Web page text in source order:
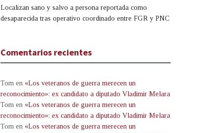
Localizan sano y salvo a persona reportada como
desaparecida tras operativo coordinado entre FGR y PNC
Comentarios recientes
Tom en «Los veteranos de guerra merecen un
reconocimiento»: ex candidato a diputado Vladimir Melara
Tom en «Los veteranos de guerra merecen un
reconocimiento»: ex candidato a diputado Vladimir Melara
Tom en «Los veteranos de guerra merecen un